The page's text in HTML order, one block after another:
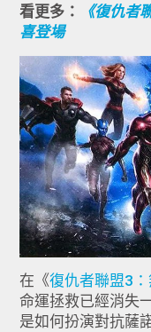
看更多：
《復仇者
喜登場
在《復仇者聯盟3
命運拯救已經消失
是如何扮演對抗薩